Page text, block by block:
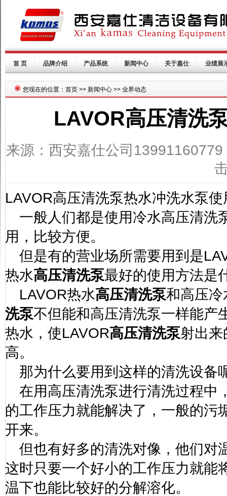
首 页 品牌介绍 产品系统 新闻中心 关于嘉仕 业绩展
您现在的位置：首页 >> 新闻中心 >> 业界动态
LAVOR高压清洗
来源：西安嘉仕公司
LAVOR高压清洗泵热水冲洗水泵
一般人们都是使用冷水高压清洗
用，比较方便。
但是有的营业场所需要用到是
热水高压清洗泵最好的使用方法是
LAVOR热水高压清洗泵和高压冷
洗泵不但能和高压清洗泵一样能产
热水，使LAVOR高压清洗泵射出
高。
那为什么要用到这样的清洗设备
在用高压清洗泵进行清洗过程中
的工作压力就能解决了，一般的污
开来。
但也有好多的清洗对像，他们对
这时只要一个好小的工作压力就能
温下也能比较好的分解溶化。